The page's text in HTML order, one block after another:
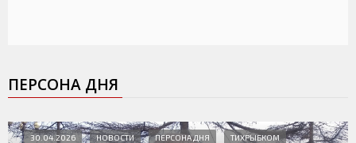
ПЕРСОНА ДНЯ
30.04.2026 НОВОСТИ ПЕРСОНА ДНЯ ТИХРЫБКОМ